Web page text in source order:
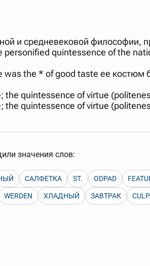
слов в запросе. Например,
Например, в кроссворде есть слово
поэт" (без кавычек). Нажимаем "Найти"
вниз за прямоугольник слева от
и средневековой
personified quintessence of the
was the * of good taste ее
the quintessence of virtue
the quintessence of virtue
значения слов:
САЛФЕТКА ST. ODPAD
WERDEN ХЛАДНЫЙ ЗАВТРАК